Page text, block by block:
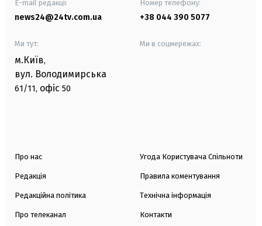
E-mail редакції
news24@24tv.com.ua
Номер телефону:
+38 044 390 5077
Ми тут:
м.Київ,
вул. Володимирська
61/11, офіс 50
Ми в соцмережах:
Про нас
Редакція
Редакційна політика
Про телеканал
Угода Користувача Спільноти
Правила коментування
Технічна інформація
Контакти